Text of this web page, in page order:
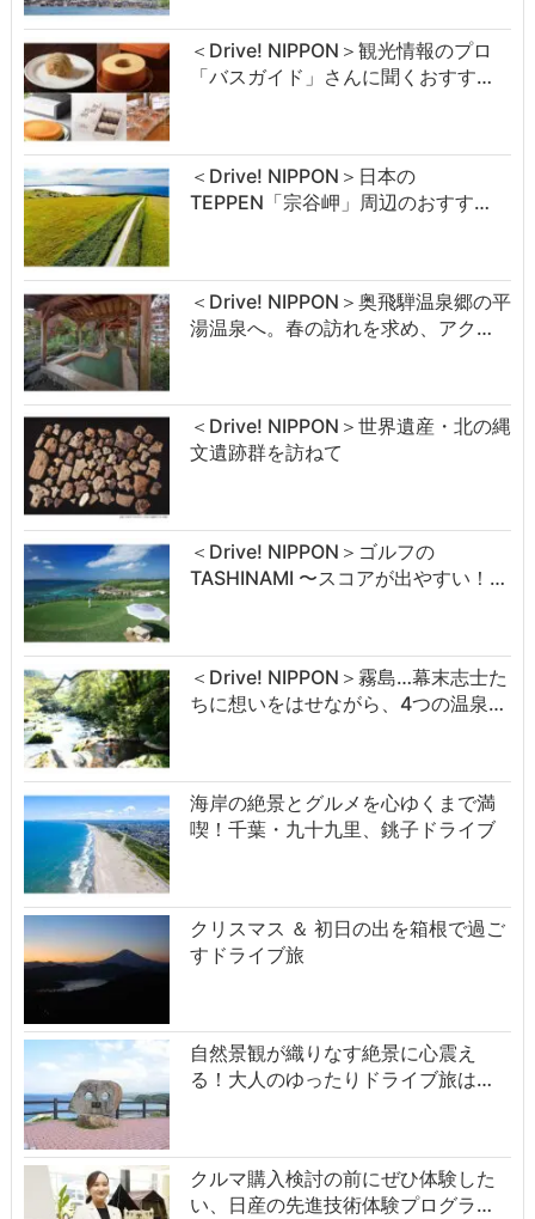
＜Drive! NIPPON＞観光情報のプロ
「バスガイド」さんに聞くおすす…
＜Drive! NIPPON＞日本の
TEPPEN「宗谷岬」周辺のおすす…
＜Drive! NIPPON＞奥飛騨温泉郷の平
湯温泉へ。春の訪れを求め、アク…
＜Drive! NIPPON＞世界遺産・北の縄
文遺跡群を訪ねて
＜Drive! NIPPON＞ゴルフの
TASHINAMI 〜スコアが出やすい！…
＜Drive! NIPPON＞霧島…幕末志士た
ちに想いをはせながら、4つの温泉…
海岸の絶景とグルメを心ゆくまで満
喫！千葉・九十九里、銚子ドライブ
クリスマス ＆ 初日の出を箱根で過ご
すドライブ旅
自然景観が織りなす絶景に心震え
る！大人のゆったりドライブ旅は…
クルマ購入検討の前にぜひ体験した
い、日産の先進技術体験プログラ…